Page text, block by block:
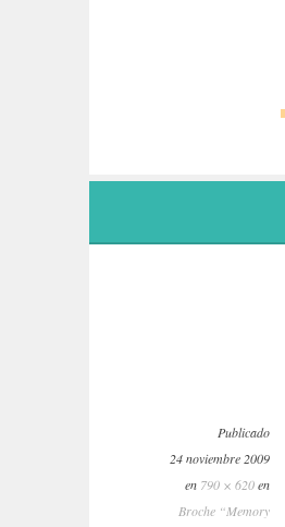
Publicado
24 noviembre 2009
en 790 × 620en
Broche “Memory